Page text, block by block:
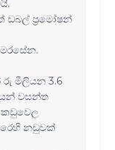
ප්‍රමෝෂන්
මිලියන 3.6
වසන්ත
කඩුවෙල
නඩුවක්